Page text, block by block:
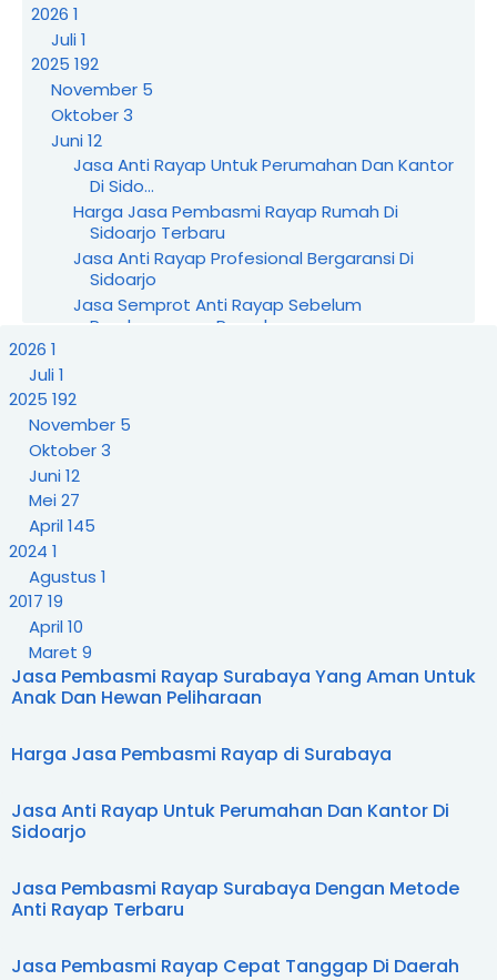
2026 1
Juli1
2025 192
November 5
Oktober3
Juni12
Jasa Anti Rayap Untuk Perumahan Dan Kantor
Di Sido...
Harga Jasa Pembasmi Rayap Rumah Di
Sidoarjo Terbaru
Jasa Anti Rayap Profesional Bergaransi Di
Sidoarjo
Jasa Semprot Anti Rayap Sebelum
Pembangunan Rumah ...
Jasa Pembasmi Rayap Surabaya Yang Aman
Untuk Anak ...
Jasa Pembasmi Rayap Surabaya Dengan
Metode Anti Ra...
Layanan Pembasmi Rayap Untuk Perumahan
Rekomendasi Jasa Pembasmi Rayap Terbaik Di
Perusahaan Jasa Pembasmi Rayap Dengan
Harga Jasa Pembasmi Rayap Rumah Di
Surabaya Terbaru
Jasa Pembasmi Rayap Profesional Di Surabaya
Yang T...
April145
2024
201719
April
201513
Desember6
Oktober1
2026 1
Juli1
2025 192
November 5
Oktober3
Juni12
Mei27
April145
2024 1
Agustus 1
2017 19
April10
Maret 9
201513
Desember6
Oktober1
Juni1
Mei1
Jasa Pembasmi Rayap Surabaya Yang Aman Untuk
Anak Dan Hewan Peliharaan
Harga Jasa Pembasmi Rayap di Surabaya
Jasa Anti Rayap Untuk Perumahan Dan Kantor Di
Sidoarjo
Jasa Pembasmi Rayap Surabaya Dengan Metode
Anti Rayap Terbaru
Jasa Pembasmi Rayap Cepat Tanggap Di Daerah